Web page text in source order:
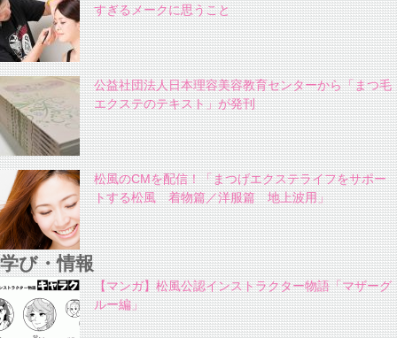
すぎるメークに思うこと
公益社団法人日本理容美容教育センターから「まつ毛
エクステのテキスト」が発刊
松風のCMを配信！「まつげエクステライフをサポー
トする松風 着物篇／洋服篇 地上波用」
学び・情報
【マンガ】松風公認インストラクター物語「マザーグ
ルー編」